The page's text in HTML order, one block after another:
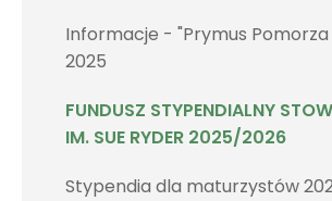
Informacje - "Prymus Pomorza
2025
FUNDUSZ STYPENDIALNY
IM. SUE RYDER 2025/2026
Stypendia dla maturzystów